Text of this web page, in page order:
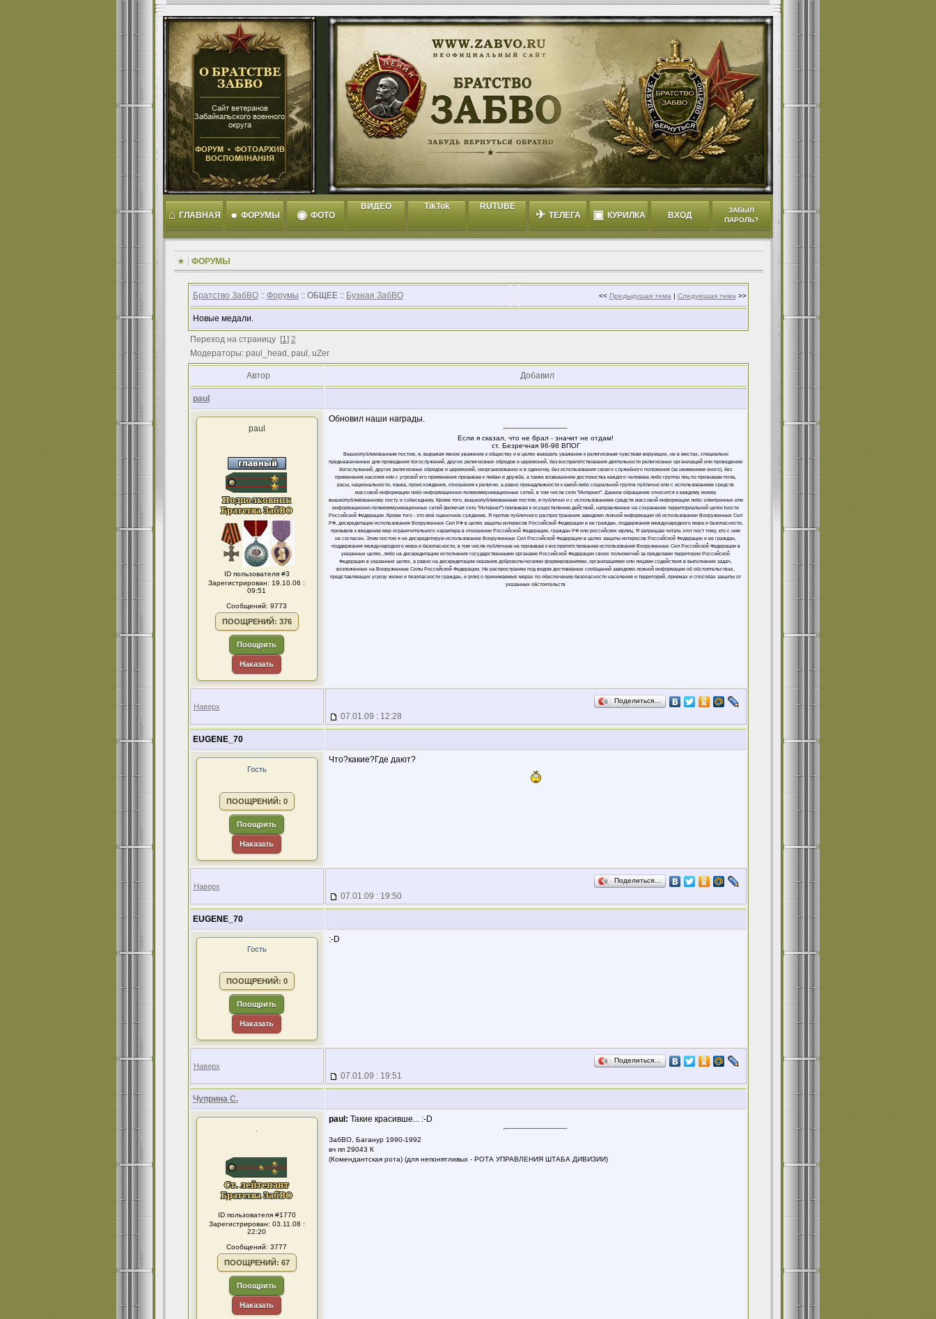
⌂ ГЛАВНАЯ ● ФОРУМЫ ◉ ФОТО
ВИДЕО TikTok RUTUBE
✈ ТЕЛЕГА ▣ КУРИЛКА ВХОД
ЗАБЫЛ
ПАРОЛЬ?
ФОРУМЫ
Братство ЗабВО:: Форумы :: ОБЩЕЕ :: Бузная ЗабВО << Предыдущая тема | Следующая тема >>
Новые медали.
Переход на страницу [1] 2
Модераторы: paul_head, paul, uZer
Автор Добавил
paul
paul
ID пользователя #3
Зарегистрирован: 19.10.06 :
09:51
Сообщений: 9773
ПООЩРЕНИЙ: 376
Поощрить
Наказать
Обновил наши награды.
Если я сказал, что не брал - значит не отдам!
ст. Безречная 96-98 ВПОГ
Вышеопубликованным постом, я, выражая явное уважение к обществу и в целях выказать уважение к религиозным чувствам верующих, не в местах, специально
предназначенных для проведения богослужений, других религиозных обрядов и церемоний, без воспрепятствования деятельности религиозных организаций или проведению
богослужений, других религиозных обрядов и церемоний, неорганизованно и в одиночку, без использования своего служебного положения (за неимением оного), без
применения насилия или с угрозой его применения призываю к любви и дружбе, а также возвышению достоинства каждого человека либо группы лиц по признакам пола,
расы, национальности, языка, происхождения, отношения к религии, а равно принадлежности к какой-либо социальной группе публично или с использованием средств
массовой информации либо информационно-телекоммуникационных сетей, в том числе сети "Интернет". Данное обращение относится к каждому моему
вышеопубликованному посту и собеседнику. Кроме того, вышеопубликованным постом, я публично и с использованием средств массовой информации либо электронных или
информационно-телекоммуникационных сетей (включая сеть "Интернет") призываю к осуществлению действий, направленных на сохранение территориальной целостности
Российской Федерации. Кроме того - это моё оценочное суждение. Я против публичного распространения заведомо ложной информации об использовании Вооруженных Сил
РФ, дискредитации использования Вооруженных Сил РФ в целях защиты интересов Российской Федерации и ее граждан, поддержания международного мира и безопасности,
призывов к введению мер ограничительного характера в отношении Российской Федерации, граждан РФ или российских юрлиц. Я запрещаю читать этот пост тому, кто с ним
не согласен. Этим постом я не дискредитирую использование Вооруженных Сил Российской Федерации в целях защиты интересов Российской Федерации и ее граждан,
поддержания международного мира и безопасности, в том числе публичные не призываю к воспрепятствованию использования Вооруженных Сил Российской Федерации в
указанных целях, либо на дискредитацию исполнения государственными органами Российской Федерации своих полномочий за пределами территории Российской
Федерации в указанных целях, а равно на дискредитацию оказания добровольческими формированиями, организациями или лицами содействия в выполнении задач,
возложенных на Вооруженные Силы Российской Федерации. Не распространяю под видом достоверных сообщений заведомо ложной информации об обстоятельствах,
представляющих угрозу жизни и безопасности граждан, и (или) о принимаемых мерах по обеспечению безопасности населения и территорий, приемах и способах защиты от
указанных обстоятельств
Наверх
Поделиться…
07.01.09 : 12:28
EUGENE_70
Гость
ПООЩРЕНИЙ: 0
Поощрить
Наказать
Что?какие?Где дают?
Наверх
Поделиться…
07.01.09 : 19:50
EUGENE_70
Гость
ПООЩРЕНИЙ: 0
Поощрить
Наказать
:-D
Наверх
Поделиться…
07.01.09 : 19:51
Чуприна С.
.
ID пользователя #1770
Зарегистрирован: 03.11.08 :
22:20
Сообщений: 3777
ПООЩРЕНИЙ: 67
Поощрить
Наказать
paul: Такие красивше... :-D
ЗабВО, Баганур 1990-1992
вч пп 29043 К
(Комендантская рота) (для непонятливых - РОТА УПРАВЛЕНИЯ ШТАБА ДИВИЗИИ)